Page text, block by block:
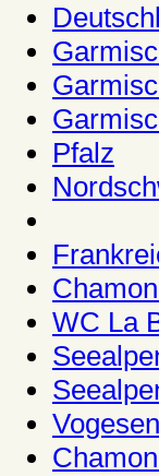
Pfalz
WC La